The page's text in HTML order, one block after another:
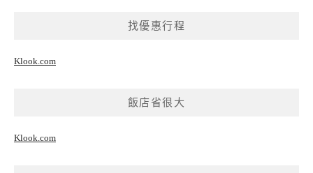
找優惠行程
Klook.com
飯店省很大
Klook.com